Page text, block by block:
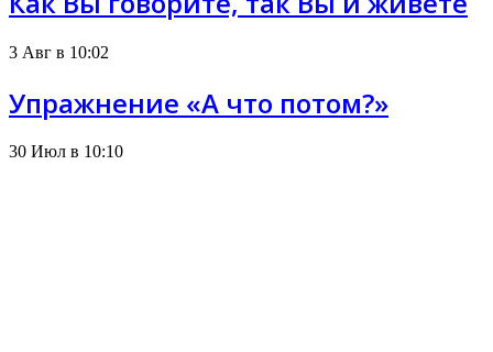
3 Авг в 10:02
Упражнение «А что потом?»
30 Июл в 10:10